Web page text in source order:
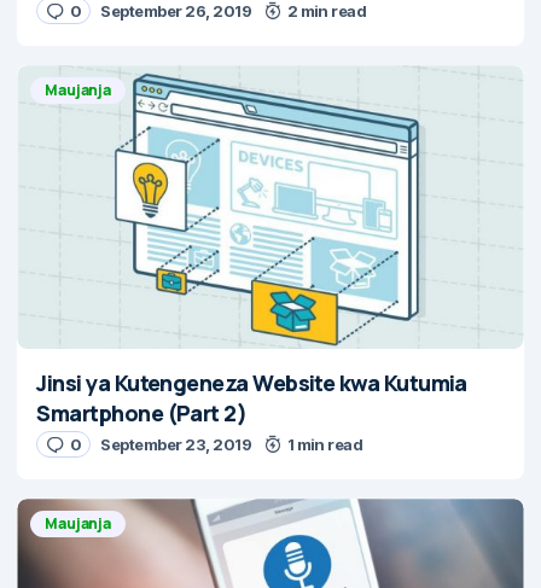
0 September 26, 2019 2 min read
Maujanja
Jinsi ya Kutengeneza Website kwa Kutumia
Smartphone (Part 2)
0 September 23, 2019 1 min read
Maujanja